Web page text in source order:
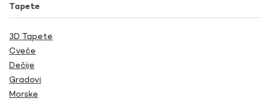
Tapete
3D Tapete
Cveće
Dečije
Gradovi
Morske